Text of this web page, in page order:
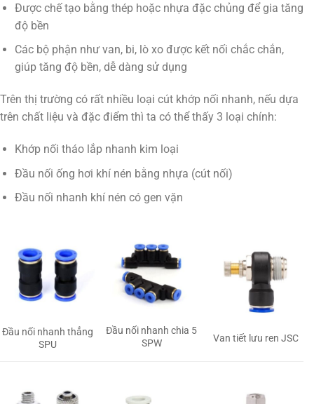
Được chế tạo bằng thép hoặc nhựa đặc chủng để gia tăng
độ bền
Các bộ phận như van, bi, lò xo được kết nối chắc chắn,
giúp tăng độ bền, dễ dàng sử dụng
Trên thị trường có rất nhiều loại cút khớp nối nhanh, nếu dựa
trên chất liệu và đặc điểm thì ta có thể thấy 3 loại chính:
Khớp nối tháo lắp nhanh kim loại
Đầu nối ống hơi khí nén bằng nhựa (cút nối)
Đầu nối nhanh khí nén có gen vặn
Đầu nối nhanh thẳng
SPU
Đầu nối nhanh chia 5
SPW
Van tiết lưu ren JSC